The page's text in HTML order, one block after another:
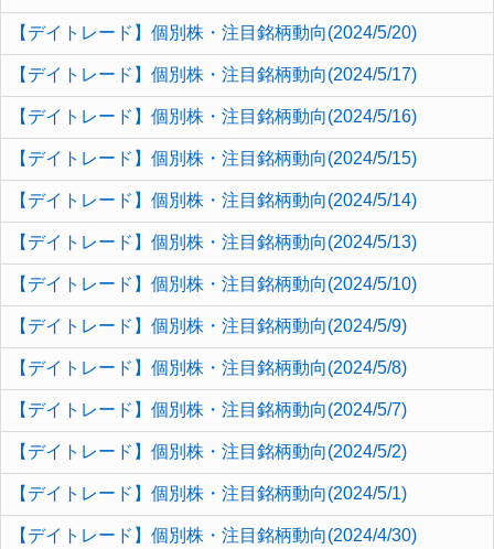
【デイトレード】個別株・注目銘柄動向(2024/5/20)
【デイトレード】個別株・注目銘柄動向(2024/5/17)
【デイトレード】個別株・注目銘柄動向(2024/5/16)
【デイトレード】個別株・注目銘柄動向(2024/5/15)
【デイトレード】個別株・注目銘柄動向(2024/5/14)
【デイトレード】個別株・注目銘柄動向(2024/5/13)
【デイトレード】個別株・注目銘柄動向(2024/5/10)
【デイトレード】個別株・注目銘柄動向(2024/5/9)
【デイトレード】個別株・注目銘柄動向(2024/5/8)
【デイトレード】個別株・注目銘柄動向(2024/5/7)
【デイトレード】個別株・注目銘柄動向(2024/5/2)
【デイトレード】個別株・注目銘柄動向(2024/5/1)
【デイトレード】個別株・注目銘柄動向(2024/4/30)